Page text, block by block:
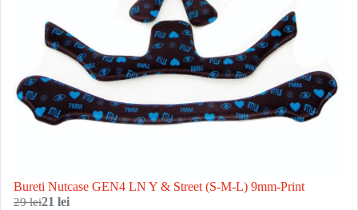
Bureti Nutcase GEN4 LN Y & Street (S-M-L) 9mm-Print
29 lei21 lei